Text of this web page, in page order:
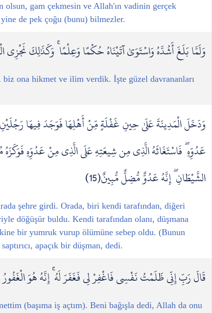
olsun, gam çekmesin ve Allah'ın vadinin gerçek
de pek çoğu (bunu) bilmezler.
وَلَمَّا بَلَغَ أَشُدَّهُ وَاسْتَوَىٰ آتَيْنَاهُ حُكْمًا وَعِلْمًا ۚ وَكَذَٰلِكَ نَجْزِي
ona hikmet ve ilim verdik. İşte güzel davrananları
وَدَخَلَ الْمَدِينَةَ عَلَىٰ حِينِ غَفْلَةٍ مِّنْ أَهْلِهَا فَوَجَدَ فِيهَا
عَدُوِّهِ ۖ فَاسْتَغَاثَهُ الَّذِي مِن شِيعَتِهِ عَلَى الَّذِي مِنْ عَدُوِّهِ
الشَّيْطَانِ ۖ إِنَّهُ عَدُوٌّ مُّضِلٌّ مُّبِينٌ(15)
şehre girdi. Orada, biri kendi tarafından, diğeri
döğüşür buldu. Kendi tarafından olanı, düşmana
bir yumruk vurup ölümüne sebep oldu. (Bunun
apaçık bir düşman, dedi.
قَالَ رَبِّ إِنِّي ظَلَمْتُ نَفْسِي فَاغْفِرْ لِي فَغَفَرَ لَهُ ۚ إِنَّهُ هُوَ الْغَفُورُ
(başıma iş açtım). Beni bağışla dedi, Allah da onu